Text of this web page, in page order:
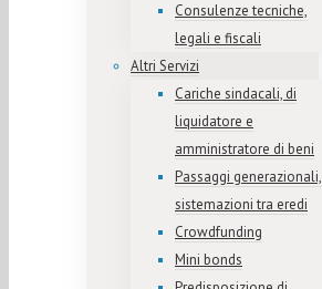
Consulenze tecniche,
legali e fiscali
Altri Servizi
Cariche sindacali, di
liquidatore e
amministratore di beni
Passaggi generazionali,
sistemazioni tra eredi
Crowdfunding
Mini bonds